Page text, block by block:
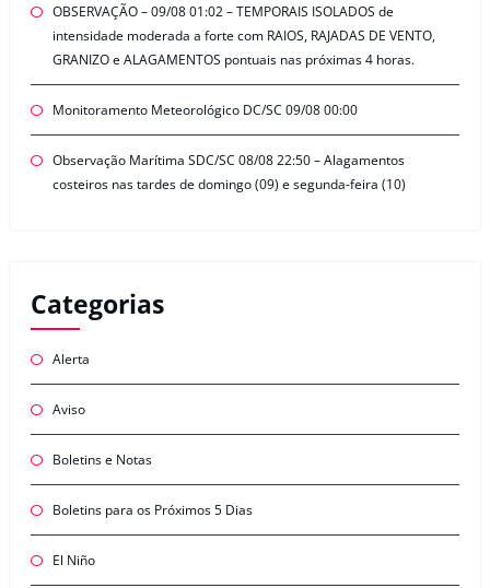
OBSERVAÇÃO – 09/08 01:02 – TEMPORAIS ISOLADOS de
intensidade moderada a forte com RAIOS, RAJADAS DE VENTO,
GRANIZO e ALAGAMENTOS pontuais nas próximas 4 horas.
Monitoramento Meteorológico DC/SC 09/08 00:00
Observação Marítima SDC/SC 08/08 22:50 – Alagamentos
costeiros nas tardes de domingo (09) e segunda-feira (10)
Categorias
Alerta
Aviso
Boletins e Notas
Boletins para os Próximos 5 Dias
El Niño